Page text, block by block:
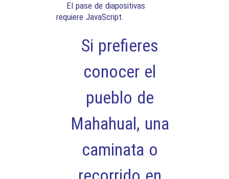
El pase de diapositivas
requiere JavaScript.
Si prefieres
conocer el
pueblo de
Mahahual, una
caminata o